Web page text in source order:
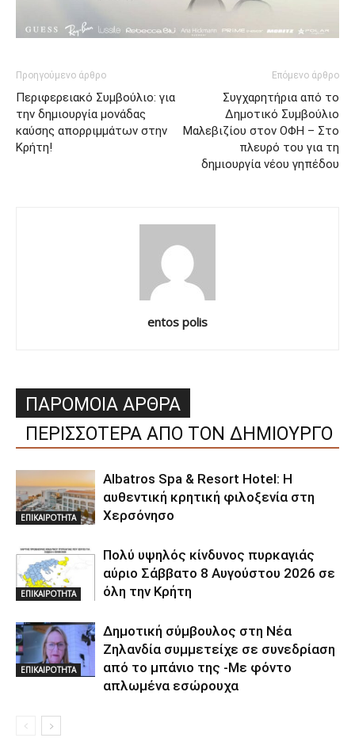
Προηγούμενο άρθρο
Περιφερειακό Συμβούλιο: για
την δημιουργία μονάδας
καύσης απορριμμάτων στην
Κρήτη!
Επόμενο άρθρο
Συγχαρητήρια από το
Δημοτικό Συμβούλιο
Μαλεβιζίου στον ΟΦΗ – Στο
πλευρό του για τη
δημιουργία νέου γηπέδου
entos polis
ΠΑΡΟΜΟΙΑ ΑΡΘΡΑ
ΠΕΡΙΣΣΟΤΕΡΑ ΑΠΟ ΤΟΝ ΔΗΜΙΟΥΡΓΟ
ΕΠΙΚΑΙΡΟΤΗΤΑ
Albatros Spa & Resort Hotel: Η
αυθεντική κρητική φιλοξενία στη
Χερσόνησο
ΕΠΙΚΑΙΡΟΤΗΤΑ
Πολύ υψηλός κίνδυνος πυρκαγιάς
αύριο Σάββατο 8 Αυγούστου 2026 σε
όλη την Κρήτη
ΕΠΙΚΑΙΡΟΤΗΤΑ
Δημοτική σύμβουλος στη Νέα
Ζηλανδία συμμετείχε σε συνεδρίαση
από το μπάνιο της -Με φόντο
απλωμένα εσώρουχα